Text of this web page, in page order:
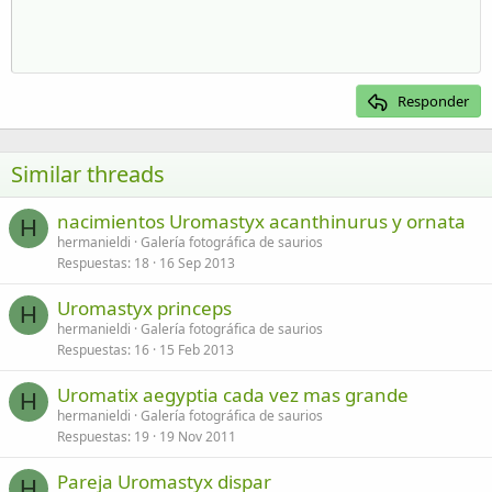
22
26
Times New Roman
Trebuchet MS
Verdana
Heading 2
Responder
Similar threads
H nacimientos Uromastyx acanthinurus y ornata
hermanieldi Galería fotográfica de saurios
Respuestas 18 16 Sep 2013
H Uromastyx princeps
hermanieldi Galería fotográfica de saurios
Respuestas 16 15 Feb 2013
H Uromatix aegyptia cada vez mas grande
hermanieldi Galería fotográfica de saurios
Respuestas 19 19 Nov 2011
Pareja Uromastyx dispar